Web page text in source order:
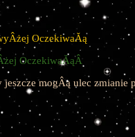
OczekiwaĂą
OczekiwaĂąÂ
jeszcze mogÂą ulec zmianie